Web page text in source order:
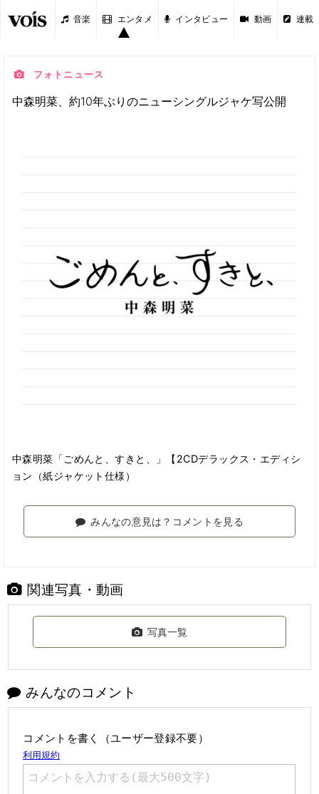
音楽 エンタメ インタビュー 動画 連載
フォトニュース
中森明菜、約10年ぶりのニューシングルジャケ写公開
中森明菜「ごめんと、すきと、」【2CDデラックス・エディシ
ョン（紙ジャケット仕様）
みんなの意見は？コメントを見る
関連写真・動画
写真一覧
みんなのコメント
コメントを書く（ユーザー登録不要）